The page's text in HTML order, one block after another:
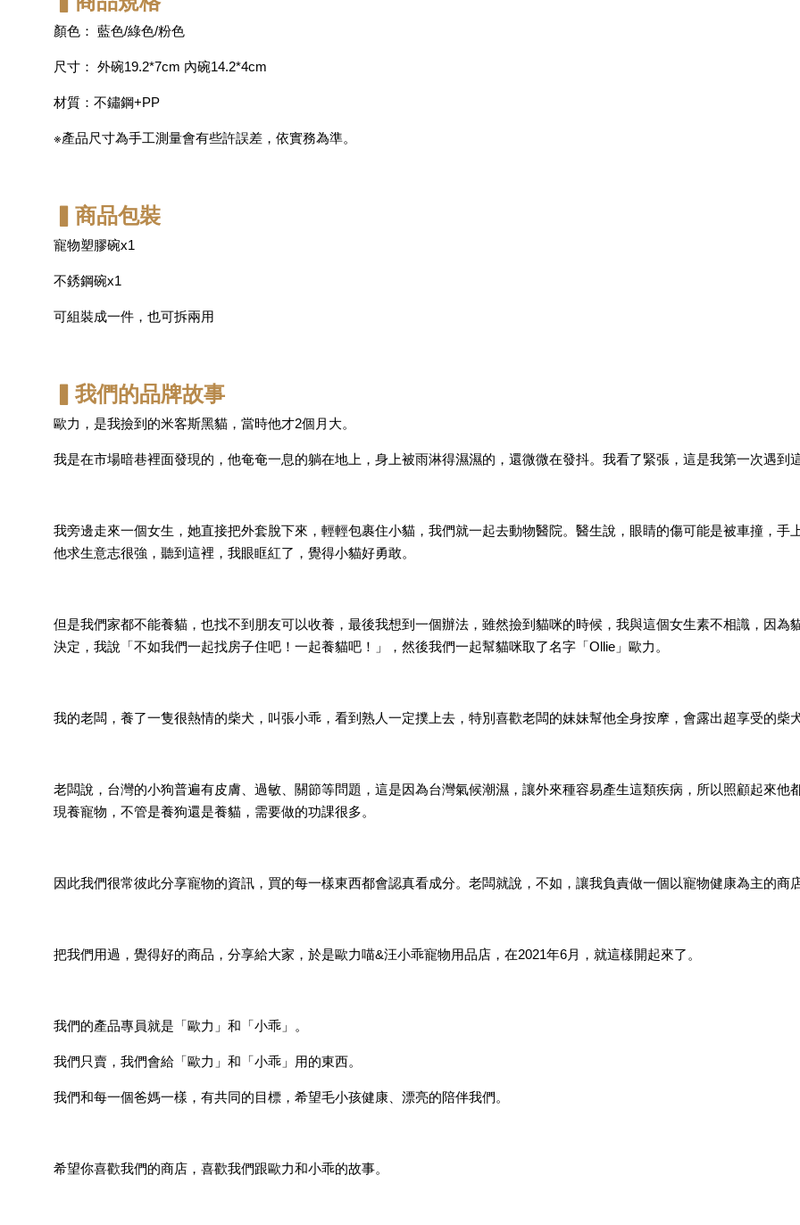
顏色： 藍色/綠色/粉色
尺寸： 外碗19.2*7cm 內碗14.2*4cm
材質：不鏽鋼+PP
※產品尺寸為手工測量會有些許誤差，依實務為準。
▍商品包裝
寵物塑膠碗x1
不銹鋼碗x1
可組裝成一件，也可拆兩用
▍我們的品牌故事
歐力，是我撿到的米客斯黑貓，當時他才2個月大。
我是在市場暗巷裡面發現的，他奄奄一息的躺在地上，身上被雨淋得濕濕的，還微微在發抖。我看了緊張，這是我第一次遇到
我旁邊走來一個女生，她直接把外套脫下來，輕輕包裹住小貓，我們就一起去動物醫院。醫生說，眼睛的傷可能是被車撞，
他求生意志很強，聽到這裡，我眼眶紅了，覺得小貓好勇敢。
但是我們家都不能養貓，也找不到朋友可以收養，最後我想到一個辦法，雖然撿到貓咪的時候，我與這個女生素不相識，因
決定，我說「不如我們一起找房子住吧！一起養貓吧！」，然後我們一起幫貓咪取了名字「Ollie」歐力。
我的老闆，養了一隻很熱情的柴犬，叫張小乖，看到熟人一定撲上去，特別喜歡老闆的妹妹幫他全身按摩，會露出超享受的
老闆說，台灣的小狗普遍有皮膚、過敏、關節等問題，這是因為台灣氣候潮濕，讓外來種容易產生這類疾病，所以照顧起來
現養寵物，不管是養狗還是養貓，需要做的功課很多。
因此我們很常彼此分享寵物的資訊，買的每一樣東西都會認真看成分。老闆就說，不如，讓我負責做一個以寵物健康為主的商
把我們用過，覺得好的商品，分享給大家，於是歐力喵&汪小乖寵物用品店，在2021年6月，就這樣開起來了。
我們的產品專員就是「歐力」和「小乖」。
我們只賣，我們會給「歐力」和「小乖」用的東西。
我們和每一個爸媽一樣，有共同的目標，希望毛小孩健康、漂亮的陪伴我們。
希望你喜歡我們的商店，喜歡我們跟歐力和小乖的故事。